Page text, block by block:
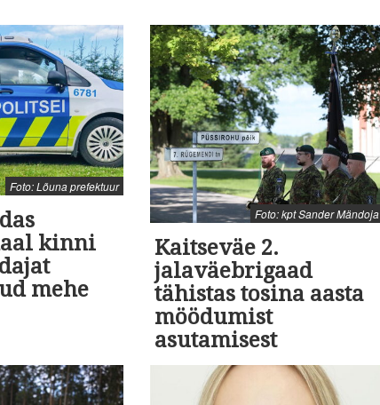
Foto: Lõuna prefektuur
kinni
mehe
Foto: kpt Sander Mändoja
Kaitseväe 2.
jalaväebrigaad
tähistas tosina aasta
möödumist
asutamisest